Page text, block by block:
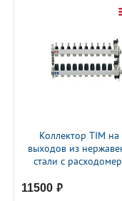
Коллектор TIM на
выходов из
стали с
11500 руб.